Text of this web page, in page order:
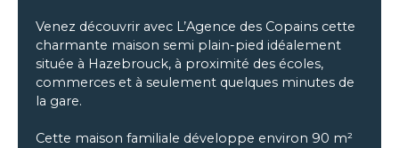
Venez découvrir avec L’Agence des Copains cette
charmante maison semi plain-pied idéalement
située à Hazebrouck, à proximité des écoles,
commerces et à seulement quelques minutes de
la gare.
Cette maison familiale développe environ 90 m²